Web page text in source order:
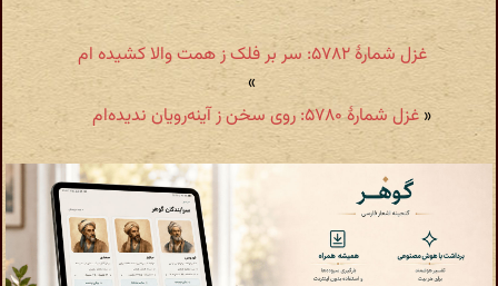
غزل شمارهٔ ۵۷۸۲: سر بر فلک ز همت والا کشیده ام
»
« غزل شمارهٔ ۵۷۸۰: روی سخن ز آینه‌رویان ندیده‌ام